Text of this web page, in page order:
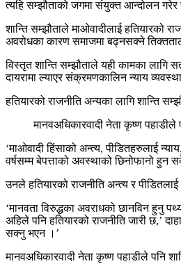
त्यहि सम्झौताको जगमा संयुक्त आन्दोलन गरेर
शान्ति सम्झौताले माओवादीलाई हतियारको
अवरोधका कारण समाजमा बढ्नसक्ने
विस्तृत शान्ति सम्झौताले यही कामका लागि
दायरामा ल्याएर संक्रमणकालिन न्याय
हतियारको राजनीति अन्यका लागि शान्ति
मानवअधिकारवादी नेता कृष्ण
‘माओवादी हिंसाको अन्त्य, पीडितहरुलाई
वर्षसम्म बेपत्ताको अवस्थाको छिनोफानो
उनले हतियारको राजनीति अन्त्य र पीडितलाई
‘मानवता विरुद्धका अवराधको छानविन हुनु
अहिले पनि हतियारको राजनीति जारी छ,’
सक्नु भएन ।’
मानवअधिकारवादी नेता कृष्ण पहाडीले पनि